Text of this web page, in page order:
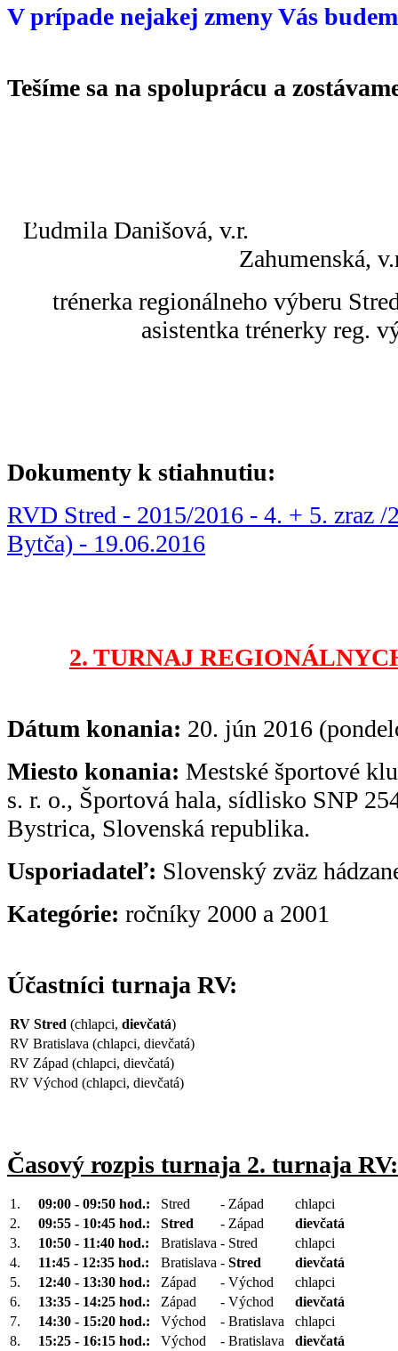
V prípade nejakej zmeny Vás
Tešíme sa na spoluprácu a
Ľudmila
Zahumenská,
trénerka regionálneho
asistentka trénerky reg.
Dokumenty k stiahnutiu:
RVD Stred - 2015/2016 - 4. + 5. zraz /
Bytča) - 19.06.2016
2. TURNAJ
Dátum konania: 20. jún 2016
Miesto konania: Mestské športové
s. r. o., Športová hala, sídlisko SNP
Bystrica, Slovenská republika.
Usporiadateľ: Slovenský zväz
Kategórie: ročníky 2000 a 2001
Účastníci turnaja RV:
RV Stred (chlapci, dievčatá)
RV Bratislava (chlapci, dievčatá)
RV Západ (chlapci, dievčatá)
RV Východ (chlapci, dievčatá)
Časový rozpis turnaja 2. turnaja RV:
1. 09:00 - 09:50 hod.: Stred - Západ
chlapci
2.
09:55 - 10:45 hod.: Stred - Západ
dievčatá
3.
10:50 - 11:40 hod.: Bratislava - Stred
chlapci
4.
11:45 - 12:35 hod.: Bratislava - Stred
dievčatá
5.
12:40 - 13:30 hod.: Západ - Východ
chlapci
6.
13:35 - 14:25 hod.: Západ - Východ
dievčatá
7.
14:30 - 15:20 hod.: Východ - Bratislava
chlapci
8.
15:25 - 16:15 hod.: Východ - Bratislava
dievčatá